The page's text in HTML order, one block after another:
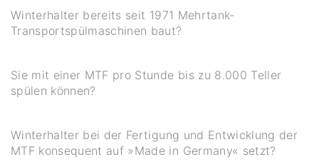
Winterhalter bereits seit 1971 Mehrtank-
Transportspülmaschinen baut?
Sie mit einer MTF pro Stunde bis zu 8.000 Teller
spülen können?
Winterhalter bei der Fertigung und Entwicklung der
MTF konsequent auf »Made in Germany« setzt?